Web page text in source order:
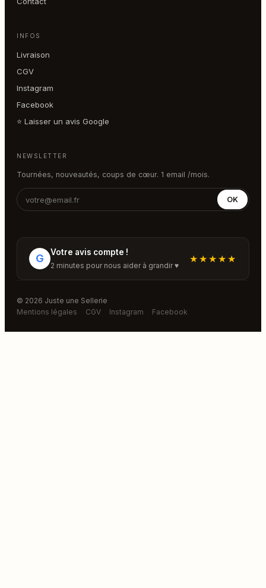
INFOS
Livraison
CGV
Instagram
Facebook
⭐ Laisser un avis Google
NEWSLETTER
Tournées, nouveautés, coups de cœur. 1 email /mois.
OK
G Votre avis compte !
2 minutes pour nous aider à grandir ♥
★★★★★
© 2026 Juste une Sellerie
Mentions légales
CGV Instagram Facebook